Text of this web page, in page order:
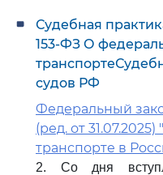
Судебная
153-ФЗ О
судов РФ
Федеральный
(ред. от
транспорте в
2. Со дня